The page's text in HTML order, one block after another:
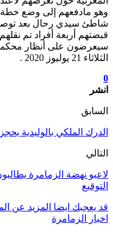
وهو مادفعهم إلى وضع خطة
شاطئ سيدي رحال بعد
قبضتهم أربعة أفراد تم
سيعرضون على أنظار محكمة
الثلاثاء 21 يوليوز 2020 .
0
انشر
السابق
الدرك الملكي بالوليدية يحجز 14 دراجة نارية مخالفة للقانون
التالي
لاعبو نهضة الزمامرة
التوقيع
قد يعجبك ايضا المزيد عن
اخبار الزمامرة